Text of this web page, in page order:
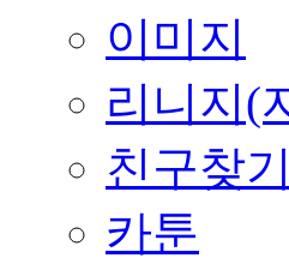
이미지
리니지(
친구찾기
카툰